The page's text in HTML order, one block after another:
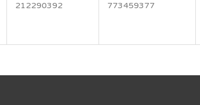
212290392 773459377